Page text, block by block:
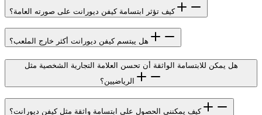
كيف تؤثر ابتسامة كيفن ديورانت على صورته العامة؟
هل يبتسم كيفن ديورانت أكثر خارج الملعب؟
هل يمكن للابتسامة الواثقة أن تحسن العلامة التجارية الشخصية مثل
الرياضيين؟
كيف يمكنني الحصول على ابتسامة واثقة مثل كيفن ديورانت؟